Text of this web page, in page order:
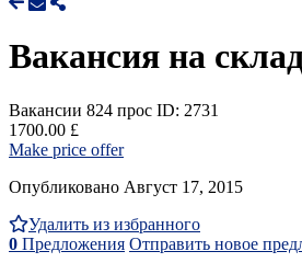
Вакансия на
Вакансии 824 прос ID: 2731
1700.00 £
Make price offer
Опубликовано Август 17, 2015
Удалить из избранного
0 Предложения Отправить новое